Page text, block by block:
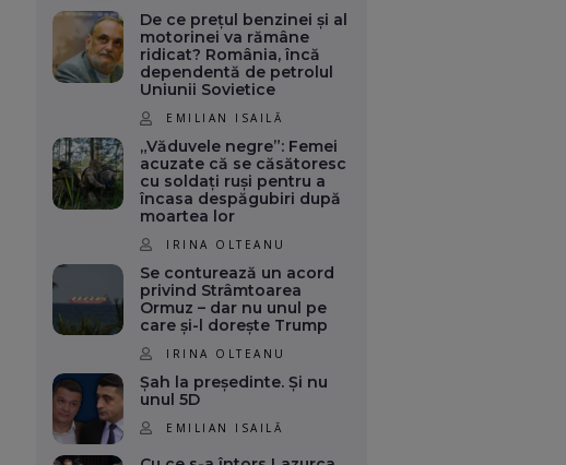
De ce prețul benzinei și al
motorinei va rămâne
ridicat? România, încă
dependentă de petrolul
Uniunii Sovietice
EMILIAN ISAILĂ
„Văduvele negre”: Femei
acuzate că se căsătoresc
cu soldați ruși pentru a
încasa despăgubiri după
moartea lor
IRINA OLTEANU
Se conturează un acord
privind Strâmtoarea
Ormuz – dar nu unul pe
care și-l dorește Trump
IRINA OLTEANU
Șah la președinte. Și nu
unul 5D
EMILIAN ISAILĂ